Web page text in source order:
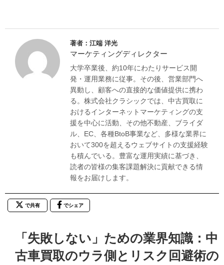
著者：江端 洋光
マーケティングディレクター
大学卒業後、約10年にわたりサービス開
発・運用業務に従事。その後、営業部門へ
異動し、顧客への直接的な価値提供に携わ
る。株式会社クラシックでは、中古買取に
おけるインターネットマーケティングの支
援を中心に活動、その他不動産、ブライダ
ル、EC、各種BtoB事業など、多様な業界に
おいて300を超えるウェブサイトの支援経験
も積んでいる。豊富な運用実績に基づき、
読者の皆様の集客課題解決に貢献できる情
報をお届けします。
で共有 でシェア
「失敗しない」ための業界知識：中
古車買取のウラ側とリスク回避術の